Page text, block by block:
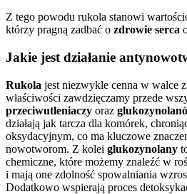
Z tego powodu rukola stanowi
którzy pragną zadbać o zdrowie serca
Jakie jest działanie
Rukola jest niezwykle cenna w walce
właściwości zawdzięczamy przede
przeciwutleniaczy oraz
działają jak tarcza dla komórek,
oksydacyjnym, co ma kluczowe
nowotworom. Z kolei glukozynolany
chemiczne, które możemy znaleźć w
i mają one zdolność spowalniania
Dodatkowo wspierają proces